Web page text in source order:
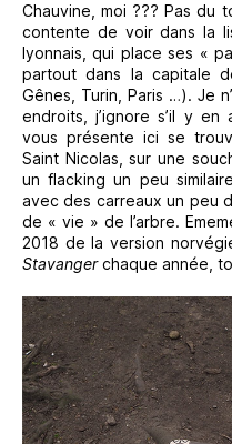
Chauvine, moi ??? Pas du
contente de voir dans la
lyonnais, qui place ses «
partout dans la capitale
Gênes, Turin, Paris …). Je
endroits, j’ignore s’il y
vous présente ici se
Saint Nicolas, sur une
un flacking un peu
avec des carreaux un peu
de « vie » de l’arbre.
2018 de la version
Stavangerchaque année,